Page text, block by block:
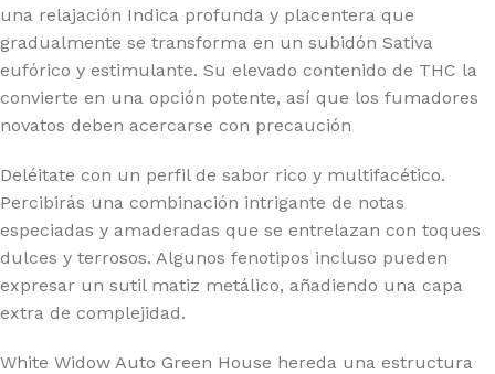
una relajación Indica profunda y placentera que
gradualmente se transforma en un subidón Sativa
eufórico y estimulante. Su elevado contenido de THC la
convierte en una opción potente, así que los fumadores
novatos deben acercarse con precaución
Deléitate con un perfil de sabor rico y multifacético.
Percibirás una combinación intrigante de notas
especiadas y amaderadas que se entrelazan con toques
dulces y terrosos. Algunos fenotipos incluso pueden
expresar un sutil matiz metálico, añadiendo una capa
extra de complejidad.
White Widow Auto Green House hereda una estructura